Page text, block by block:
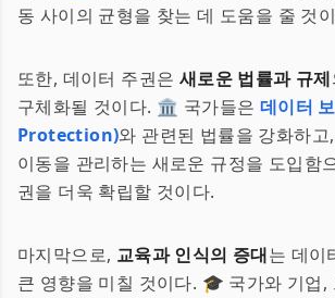
동 사이의 균형을 찾는 데 도움을 줄 것
또한, 데이터 주권은 새로운 법률과 규제
구체화될 것이다. 🏛️ 국가들은 데이터
Protection)와 관련된 법률을 강화하
이동을 관리하는 새로운 규정을 도입함
권을 더욱 확립할 것이다.
마지막으로, 교육과 인식의 증대는 데이
큰 영향을 미칠 것이다. 🎓 국가와 기업,